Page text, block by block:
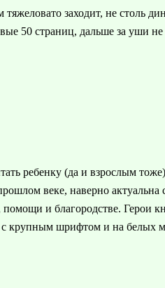
заходит, не столь
50 страниц, дальше за уши не
ребенку (да и взрослым
веке, наверно
помощи и благородстве. Герои
с крупным шрифтом и на белых